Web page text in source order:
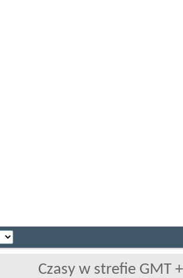
Czasy w strefie GMT